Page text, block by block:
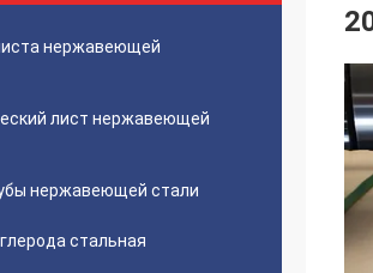
нержавеющей
лист нержавеющей
нержавеющей стали
стальная